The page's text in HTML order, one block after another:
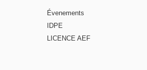
Évenements
IDPE
LICENCE AEF